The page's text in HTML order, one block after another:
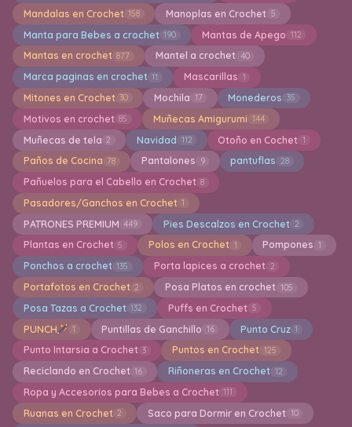
Mandalas en Crochet 158 Manoplas en Crochet 5
Manta para Bebes a crochet 190 Mantas de Apego 112
Mantas en crochet 877 Mantel a crochet 40
Marca paginas en crochet 11 Mascarillas 1
Mitones en Crochet 30 Mochila 17 Monederos 35
Motivos en crochet 85 Muñecas Amigurumi 144
Muñecas de tela 2 Navidad 112 Otoño en Cochet 1
Paños de Cocina 78 Pantalones 9 pantuflas 28
Pañuelos para el Cabello en Crochet 8
Pasadores/Ganchos en Crochet 1
PATRONES PREMIUM 449 Pies Descalzos en Crochet 2
Plantas en Crochet 5 Polos en Crochet 1 Pompones 1
Ponchos a crochet 135 Porta lapices a crochet 2
Portafotos en Crochet 2 Posa Platos en crochet 105
Posa Tazas a Crochet 132 Puffs en Crochet 5
PUNCH 1 Puntillas de Ganchillo 16 Punto Cruz 1
Punto Intarsia a Crochet 3 Puntos en Crochet 125
Reciclando en Crochet 16 Riñoneras en Crochet 12
Ropa y Accesorios para Bebes a Crochet 111
Ruanas en Crochet 2 Saco para Dormir en Crochet 10